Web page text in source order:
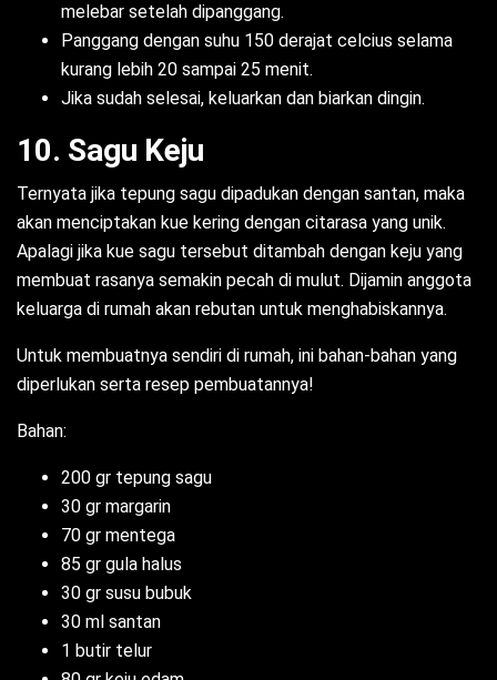
melebar setelah dipanggang.
Panggang dengan suhu 150 derajat celcius selama
kurang lebih 20 sampai 25 menit.
Jika sudah selesai, keluarkan dan biarkan dingin.
10. Sagu Keju
Ternyata jika tepung sagu dipadukan dengan santan, maka
akan menciptakan kue kering dengan citarasa yang unik.
Apalagi jika kue sagu tersebut ditambah dengan keju yang
membuat rasanya semakin pecah di mulut. Dijamin anggota
keluarga di rumah akan rebutan untuk menghabiskannya.
Untuk membuatnya sendiri di rumah, ini bahan-bahan yang
diperlukan serta resep pembuatannya!
Bahan:
200 gr tepung sagu
30 gr margarin
70 gr mentega
85 gr gula halus
30 gr susu bubuk
30 ml santan
1 butir telur